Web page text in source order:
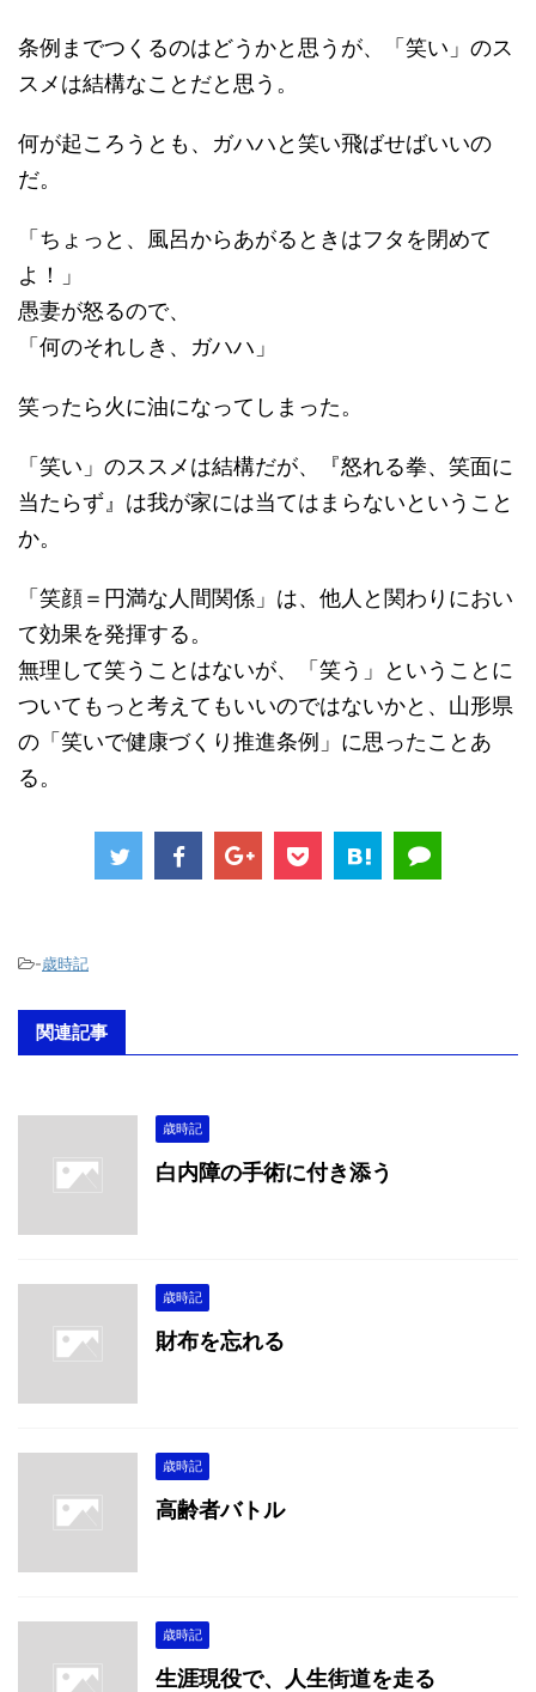
条例までつくるのはどうかと思うが、「笑い」のス
スメは結構なことだと思う。
何が起ころうとも、ガハハと笑い飛ばせばいいの
だ。
「ちょっと、風呂からあがるときはフタを閉めて
よ！」
愚妻が怒るので、
「何のそれしき、ガハハ」
笑ったら火に油になってしまった。
「笑い」のススメは結構だが、『怒れる拳、笑面に
当たらず』は我が家には当てはまらないということ
か。
「笑顔＝円満な人間関係」は、他人と関わりにおい
て効果を発揮する。
無理して笑うことはないが、「笑う」ということに
ついてもっと考えてもいいのではないかと、山形県
の「笑いで健康づくり推進条例」に思ったことあ
る。
-歳時記
関連記事
歳時記
白内障の手術に付き添う
歳時記
財布を忘れる
歳時記
高齢者バトル
歳時記
生涯現役で、人生街道を走る